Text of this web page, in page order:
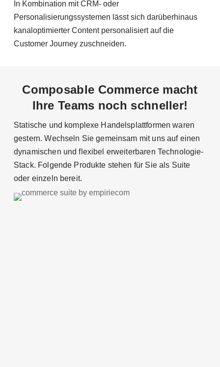
In Kombination mit CRM- oder
Personalisierungssystemen lässt sich darüberhinaus
kanaloptimierter Content personalisiert auf die
Customer Journey zuschneiden.
Composable Commerce macht
Ihre Teams noch schneller!
Statische und komplexe Handelsplattformen waren
gestern. Wechseln Sie gemeinsam mit uns auf einen
dynamischen und flexibel erweiterbaren Technologie-
Stack. Folgende Produkte stehen für Sie als Suite
oder einzeln bereit.